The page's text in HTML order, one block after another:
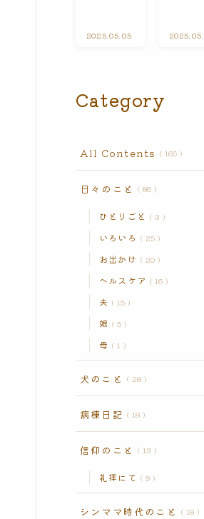
2025.05.05
t
e
Category
All Contents 165
日々のこと 86
ひとりごと 3
いろいろ 25
お出かけ 20
ヘルスケア 16
夫 15
娘 5
母 1
犬のこと 28
病棟日記 18
信仰のこと 13
礼拝にて 9
シンママ時代のこと 18